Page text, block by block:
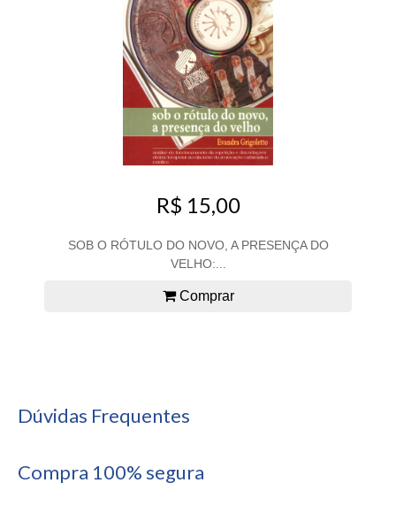
R$ 15,00
SOB O RÓTULO DO NOVO, A PRESENÇA DO
VELHO:...
Comprar
Dúvidas Frequentes
Compra 100% segura